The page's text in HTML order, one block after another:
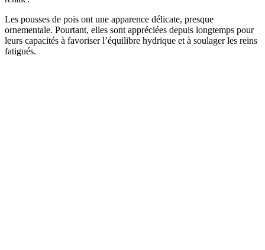
Les pousses de pois ont une apparence délicate, presque
ornementale. Pourtant, elles sont appréciées depuis longtemps pour
leurs capacités à favoriser l’équilibre hydrique et à soulager les reins
fatigués.